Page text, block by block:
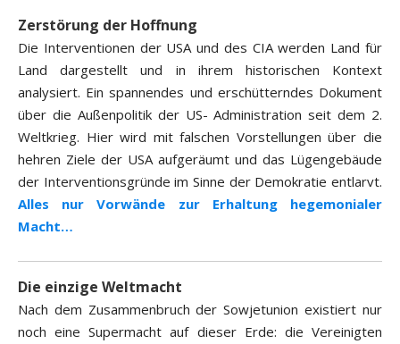
Zerstörung der Hoffnung
Die Interventionen der USA und des CIA werden Land für
Land dargestellt und in ihrem historischen Kontext
analysiert. Ein spannendes und erschütterndes Dokument
über die Außenpolitik der US- Administration seit dem 2.
Weltkrieg. Hier wird mit falschen Vorstellungen über die
hehren Ziele der USA aufgeräumt und das Lügengebäude
der Interventionsgründe im Sinne der Demokratie entlarvt.
Alles nur Vorwände zur Erhaltung hegemonialer
Macht…
Die einzige Weltmacht
Nach dem Zusammenbruch der Sowjetunion existiert nur
noch eine Supermacht auf dieser Erde: die Vereinigten